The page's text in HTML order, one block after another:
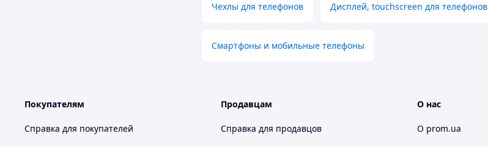
Чехлы для телефонов Дисплей, touchscreen для телефонов
Смартфоны и мобильные телефоны
Покупателям
Справка для покупателей
Продавцам
Справка для продавцов
О нас
О prom.ua